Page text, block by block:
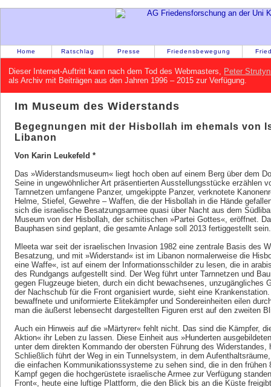
Home Ratschlag Presse Friedensbewegung
Dieser Internet-Auftritt kann nach dem Tod des Webmasters, Peter
als Archiv mit Beiträgen aus den Jahren 1996 – 2015 zur Verfügung.
Im Museum des Widerstands
Begegnungen mit der Hisbollah im ehemals von
Libanon
Von Karin Leukefeld *
Das »Widerstandsmuseum« liegt hoch oben auf einem Berg über dem
Seine in ungewöhnlicher Art präsentierten Ausstellungsstücke erzählen
Tarnnetzen umfangene Panzer, umgekippte Panzer, verknotete
Helme, Stiefel, Gewehre – Waffen, die der Hisbollah in die Hände
sich die israelische Besatzungsarmee quasi über Nacht aus dem
Museum von der Hisbollah, der schiitischen »Partei Gottes«, eröffnet.
Bauphasen sind geplant, die gesamte Anlage soll 2013 fertiggestellt sein.
Mleeta war seit der israelischen Invasion 1982 eine zentrale Basis des
Besatzung, und mit »Widerstand« ist im Libanon normalerweise die
eine Waffe«, ist auf einem der Informationsschilder zu lesen, die in
des Rundgangs aufgestellt sind. Der Weg führt unter Tarnnetzen und
gegen Flugzeuge bieten, durch ein dicht bewachsenes, unzugängliches
der Nachschub für die Front organisiert wurde, sieht eine
bewaffnete und uniformierte Elitekämpfer und Sondereinheiten eilen
man die äußerst lebensecht dargestellten Figuren erst auf den zweiten
Auch ein Hinweis auf die »Märtyrer« fehlt nicht. Das sind die Kämpfer,
Aktion« ihr Leben zu lassen. Diese Einheit aus »Hunderten
unter dem direkten Kommando der obersten Führung des
Schließlich führt der Weg in ein Tunnelsystem, in dem
die einfachen Kommunikationssysteme zu sehen sind, die in den frühen
Kampf gegen die hochgerüstete israelische Armee zur Verfügung
Front«, heute eine luftige Plattform, die den Blick bis an die Küste